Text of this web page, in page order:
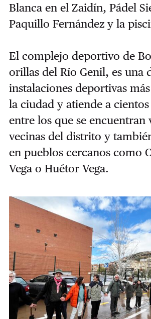
Blanca en el Zaidín, Pádel
Paquillo Fernández y la
El complejo deportivo de
orillas del Río Genil, es una
instalaciones deportivas
la ciudad y atiende a
entre los que se encuentran
vecinas del distrito y
en pueblos cercanos como
Vega o Huétor Vega.